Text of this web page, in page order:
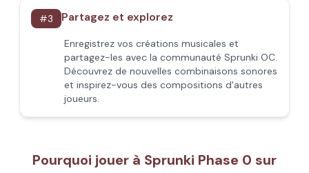
#3 Partagez et explorez
Enregistrez vos créations musicales et
partagez-les avec la communauté Sprunki OC.
Découvrez de nouvelles combinaisons sonores
et inspirez-vous des compositions d'autres
joueurs.
Pourquoi jouer à Sprunki Phase 0 sur